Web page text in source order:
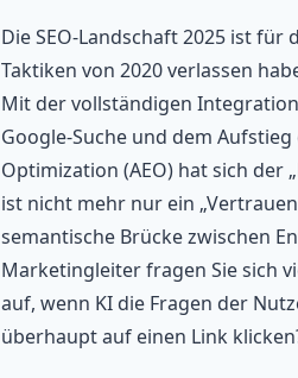
Die SEO-Landschaft 2025 ist für
Taktiken von 2020 verlassen
Mit der vollständigen
Google-Suche und dem
Optimization (AEO) hat sich der
ist nicht mehr nur ein
semantische Brücke zwischen
Marketingleiter fragen Sie sich
auf, wenn KI die Fragen der
überhaupt auf einen Link